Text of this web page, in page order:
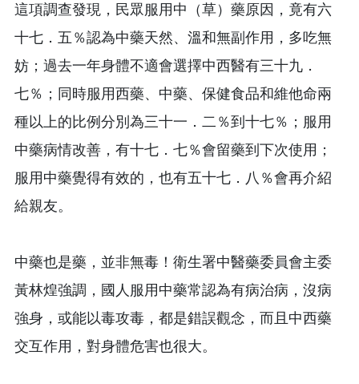
這項調查發現，民眾服用中（草）藥原因，竟有六
十七．五％認為中藥天然、溫和無副作用，多吃無
妨；過去一年身體不適會選擇中西醫有三十九．
七％；同時服用西藥、中藥、保健食品和維他命兩
種以上的比例分別為三十一．二％到十七％；服用
中藥病情改善，有十七．七％會留藥到下次使用；
服用中藥覺得有效的，也有五十七．八％會再介紹
給親友。
中藥也是藥，並非無毒！衛生署中醫藥委員會主委
黃林煌強調，國人服用中藥常認為有病治病，沒病
強身，或能以毒攻毒，都是錯誤觀念，而且中西藥
交互作用，對身體危害也很大。